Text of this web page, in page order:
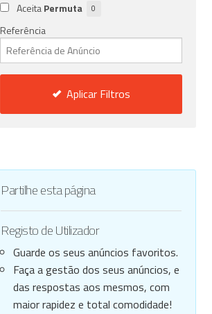
AceitaPermuta 0
Referência
Aplicar Filtros
Partilhe esta página
Registo de Utilizador
Guarde os seus anúncios favoritos.
Faça a gestão dos seus anúncios, e
das respostas aos mesmos, com
maior rapidez e total comodidade!